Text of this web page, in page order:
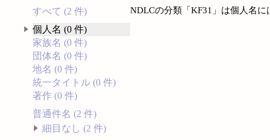
すべて (2 件)
個人名 (0 件)
家族名 (0 件)
団体名 (0 件)
地名 (0 件)
統一タイトル (0 件)
著作 (0 件)
普通件名 (2 件)
細目なし (2 件)
NDLCの分類「KF31」は個人名